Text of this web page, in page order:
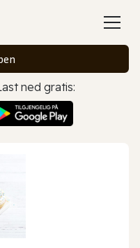
ned gratis: